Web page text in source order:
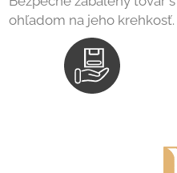
ohľadom na jeho krehkosť.